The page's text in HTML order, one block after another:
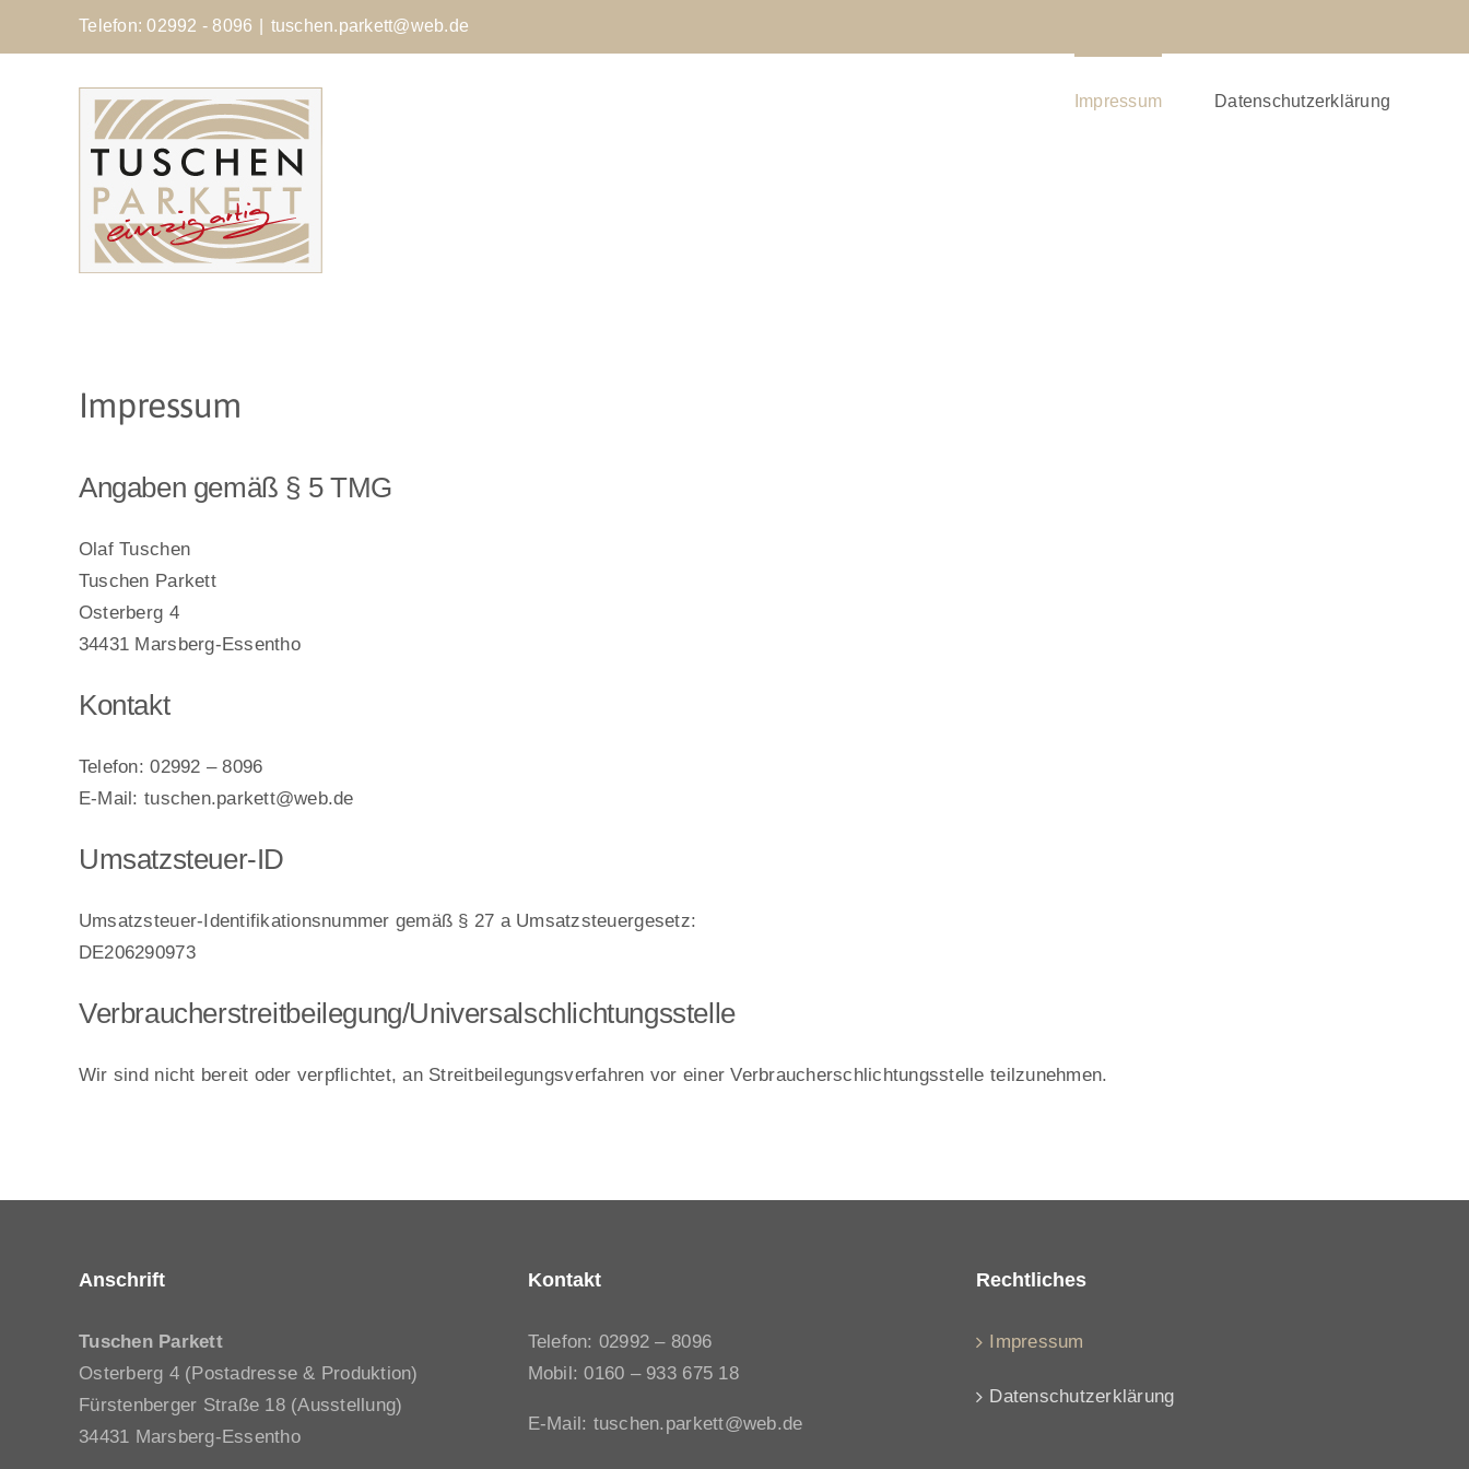
Telefon: 02992 - 8096 tuschen.parkett@web.de
Impressum Datenschutzerklärung
Impressum
Angaben gemäß § 5 TMG
Olaf Tuschen
Tuschen Parkett
Osterberg 4
34431 Marsberg-Essentho
Kontakt
Telefon: 02992 – 8096
E-Mail: tuschen.parkett@web.de
Umsatzsteuer-ID
Umsatzsteuer-Identifikationsnummer gemäß § 27 a Umsatzsteuergesetz:
DE206290973
Verbraucher­streit­beilegung/Universal­schlichtungs­stelle
Wir sind nicht bereit oder verpflichtet, an Streitbeilegungsverfahren vor einer Verbraucherschlichtungsstelle teilzunehmen.
Anschrift
Tuschen Parkett
Osterberg 4 (Postadresse & Produktion)
Fürstenberger Straße 18 (Ausstellung)
34431 Marsberg-Essentho
Kontakt
Telefon: 02992 – 8096
Mobil: 0160 – 933 675 18
E-Mail: tuschen.parkett@web.de
Rechtliches
Impressum
Datenschutzerklärung